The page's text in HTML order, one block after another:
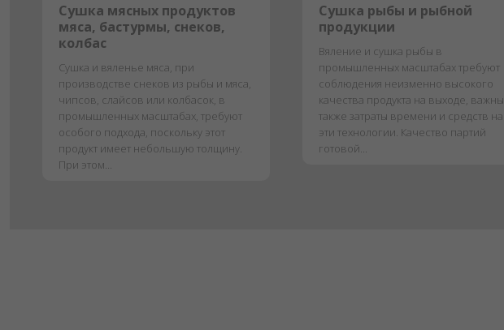
Сушка мясных продуктов
мяса, бастурмы, снеков,
колбас
Сушка и вяленье мяса, при
производстве снеков из рыбы и мяса,
чипсов, слайсов или колбасок, в
промышленных масштабах, требуют
особого подхода, поскольку этот
продукт имеет небольшую толщину.
При этом...
Сушка рыбы и рыбной
продукции
Вяление и сушка рыбы в
промышленных масштабах требуют
соблюдения неизменно высокого
качества продукта на выходе, важны
также затраты времени и средств на
эти технологии. Качество партий
готовой...